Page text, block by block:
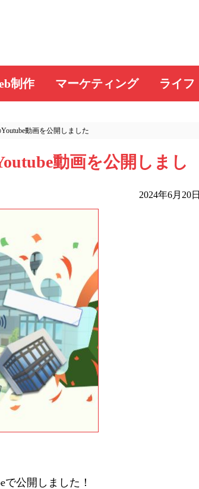
制作 マーケティング ライフ
動画を公開しました
動画を公開しまし
2024年6月20日
公開しました！